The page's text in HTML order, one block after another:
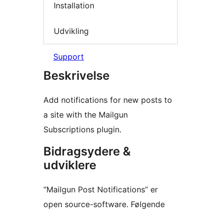
Installation
Udvikling
Support
Beskrivelse
Add notifications for new posts to
a site with the Mailgun
Subscriptions plugin.
Bidragsydere &
udviklere
“Mailgun Post Notifications” er
open source-software. Følgende